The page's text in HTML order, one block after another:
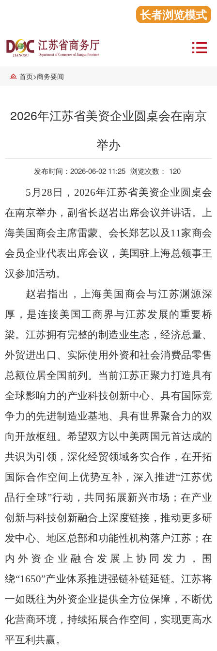
长者浏览模式
首页>商务要闻
2026年江苏省美资企业圆桌会在南京
举办
发布时间：2026-06-02 11:25 浏览次数： 120
5 月 28 日， 2026年江苏省美资企业圆桌会
在南京举办，副省长赵岩出席会议并讲话。上
海美国商会主席雷蒙、会长郑艺以及 11家商会
会员企业代表出席会议，美国驻上海总领事王
汉参加活动。
赵岩指出，上海美国商会与江苏渊源深
厚，是连接美国工商界与江苏发展的重要桥
梁。江苏拥有完整的制造业生态，经济总量、
外贸进出口、实际使用外资和社会消费品零售
总额位居全国前列。当前江苏正聚力打造具有
全球影响力的产业科技创新中心、具有国际竞
争力的先进制造业基地、具有世界聚合力的双
向开放枢纽。希望双方以中美两国元首达成的
共识为引领，深化经贸领域务实合作，在开拓
国际合作空间上优势互补，深入推进“江苏优
品行全球”行动，共同拓展新兴市场；在产业
创新与科技创新融合上深度链接，推动更多研
发中心、地区总部和功能性机构落户江苏；在
内外资企业融合发展上协同发力，围
绕“1650”产业体系推进强链补链延链。江苏将
一如既往为外资企业提供全方位保障，不断优
化营商环境，持续拓展合作空间，实现更高水
平互利共赢。